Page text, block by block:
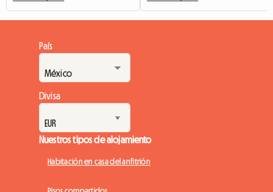
País
Divisa
Nuestros tipos de alojamiento
Habitación en casa del anfitrión